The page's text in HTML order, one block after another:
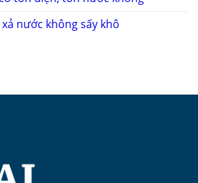
nước không sấy khô